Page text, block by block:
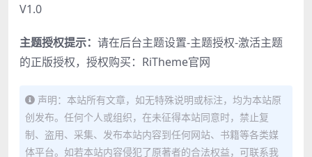
V1.0
主题授权提示： 请在后台主题设置-主题授权-激活主题
的正版授权，授权购买： RiTheme官网
声明：本站所有文章，如无特殊说明或标注，均为本站原
创发布。任何个人或组织，在未征得本站同意时，禁止复
制、盗用、采集、发布本站内容到任何网站、书籍等各类媒
体平台。如若本站内容侵犯了原著者的合法权益，可联系我